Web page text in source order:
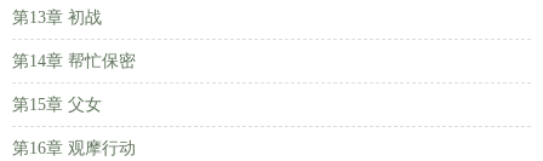
第13章 初战
第14章 帮忙保密
第15章 父女
第16章 观摩行动